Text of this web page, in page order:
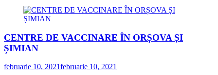
CENTRE DE VACCINARE ÎN ORȘOVA ȘI
ȘIMIAN
februarie 10, 2021februarie 10, 2021